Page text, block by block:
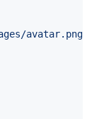
avatar.png'